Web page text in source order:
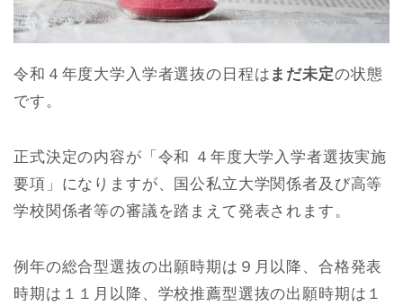
令和４年度大学入学者選抜の日程は まだ未定の状態
です。
正式決定の内容が「令和 ４年度大学入学者選抜実施
要項」になりますが、国公私立大学関係者及び高等
学校関係者等の審議を踏まえて発表されます。
例年の総合型選抜の出願時期は９月以降、合格発表
時期は１１月以降、学校推薦型選抜の出願時期は１